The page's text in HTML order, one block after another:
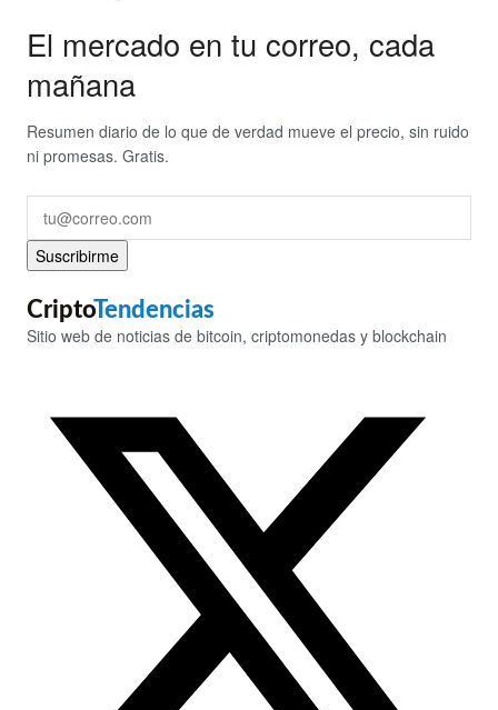
El mercado en tu correo, cada
mañana
Resumen diario de lo que de verdad mueve el precio, sin ruido
ni promesas. Gratis.
Suscribirme
CriptoTendencias
Sitio web de noticias de bitcoin, criptomonedas y blockchain